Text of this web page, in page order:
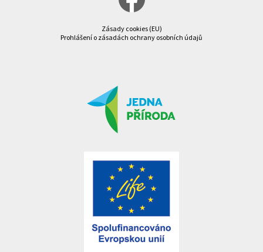
Zásady cookies (EU)
Prohlášení o zásadách ochrany osobních údajů